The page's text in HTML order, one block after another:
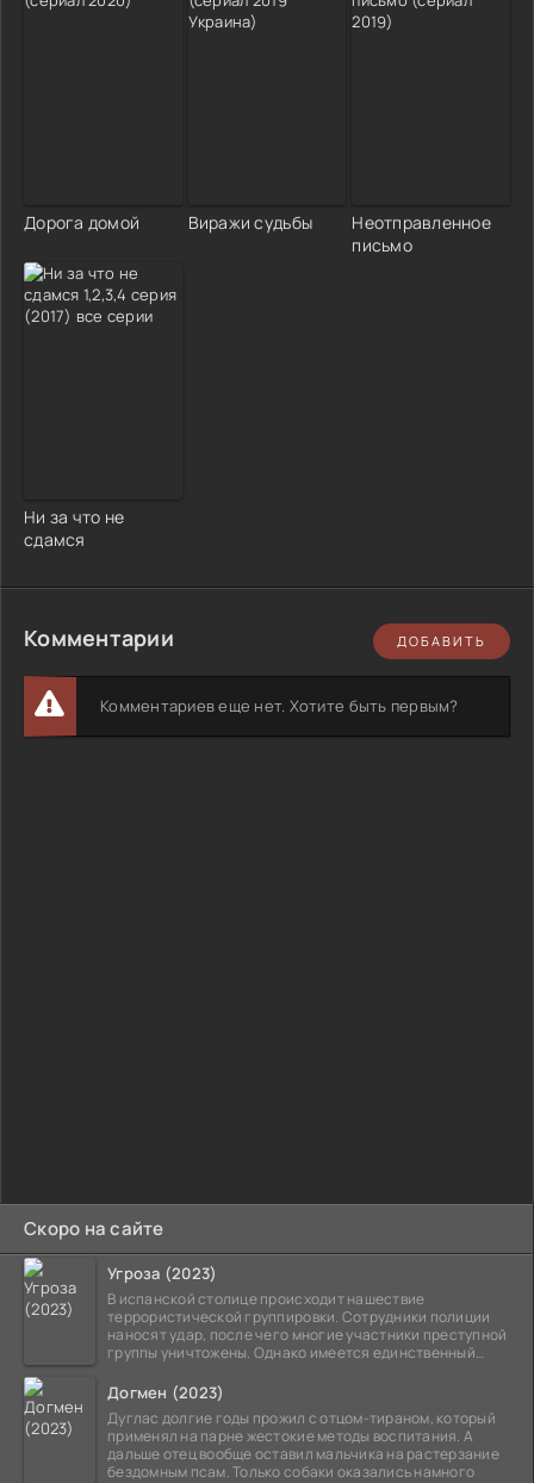
Скоро на сайте
Угроза (2023)
В испанской столице происходит нашествие
террористической группировки. Сотрудники полиции
наносят удар, после чего многие участники преступной
группы уничтожены. Однако имеется единственный
Догмен (2023)
Дуглас долгие годы прожил с отцом-тираном, который
применял на парне жестокие методы воспитания. А
дальше отец вообще оставил мальчика на растерзание
бездомным псам. Только собаки оказались намного
Дорога домой Виражи судьбы
Неотправленное
письмо
Ни за что не
сдамся
Комментарии ДОБАВИТЬ
Комментариев еще нет. Хотите быть первым?